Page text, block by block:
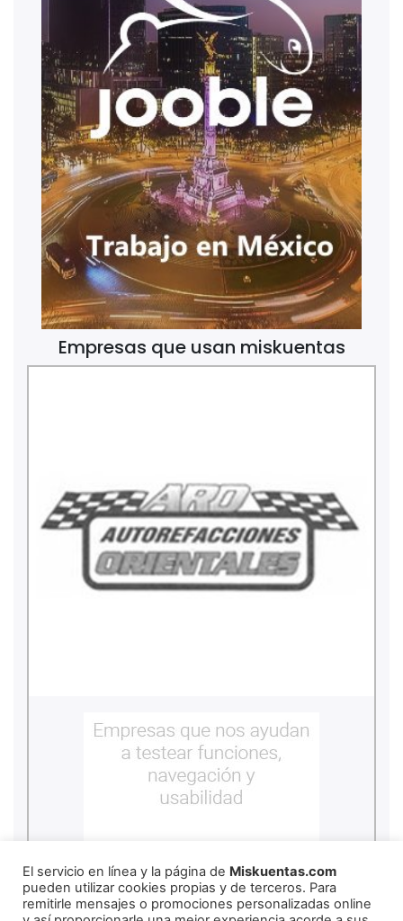
Empresas que usan miskuentas
El servicio en línea y la página de Miskuentas.com
pueden utilizar cookies propias y de terceros. Para
remitirle mensajes o promociones personalizadas online